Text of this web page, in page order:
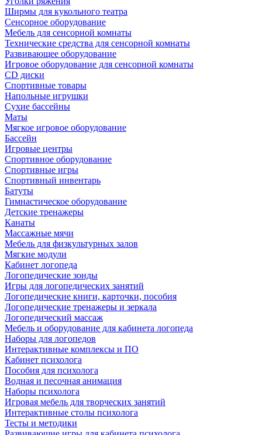
Ширмы для кукольного театра
Сенсорное оборудование
Мебель для сенсорной комнаты
Технические средства для сенсорной комнаты
Развивающее оборудование
Игровое оборудование для сенсорной комнаты
CD диски
Спортивные товары
Напольные игрушки
Сухие бассейны
Маты
Мягкое игровое оборудование
Бассейн
Игровые центры
Спортивное оборудование
Спортивные игры
Спортивный инвентарь
Батуты
Гимнастическое оборудование
Детские тренажеры
Канаты
Массажные мячи
Мебель для физкультурных залов
Мягкие модули
Кабинет логопеда
Логопедические зонды
Игры для логопедических занятий
Логопедические книги, карточки, пособия
Логопедические тренажеры и зеркала
Логопедический массаж
Мебель и оборудование для кабинета логопеда
Наборы для логопедов
Интерактивные комплексы и ПО
Кабинет психолога
Пособия для психолога
Водная и песочная анимация
Наборы психолога
Игровая мебель для творческих занятий
Интерактивные столы психолога
Тесты и методики